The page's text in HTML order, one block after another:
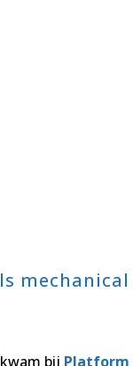
kwam bij Platform